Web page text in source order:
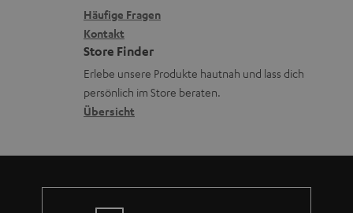
k
s
.
t
i
l
G
a
r
a
n
i
e
e
R
c
k
a
h
m
x
i
k
o
n
k
t
d
a
t
n
Häufige Fragen
Kontakt
Store Finder
Erlebe unsere Produkte hautnah und lass dich
persönlich im Store beraten.
Übersicht